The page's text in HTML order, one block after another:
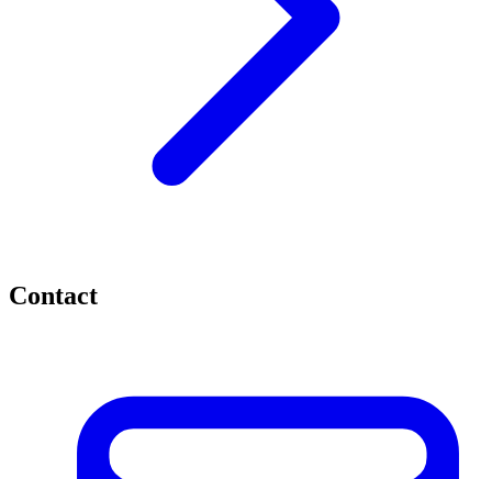
Contact